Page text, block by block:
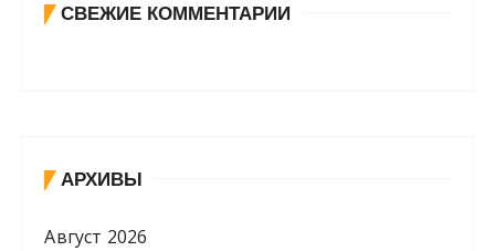
СВЕЖИЕ КОММЕНТАРИИ
АРХИВЫ
Август 2026